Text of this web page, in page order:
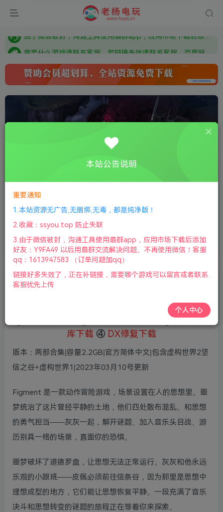
本站资源来自网络搜集，如有侵权，请联系删除：fuyej@qq.com 附上证书和内容链接
0:00/01:01
首页 全部游戏 正文
虚构世界(Figment)合集
老杨电玩
游戏运行
库下载 ④ DX修复下载
版本：两部合集|容量2.2GB|官方简体中文|包含虚构世界2坚
信之谷+虚构世界1|2023年03月10号更新
Figment 是一款动作冒险游戏，场景设置在人的思想里。噩
梦统治了这片曾经平静的土地，他们四处散布混乱。和思想
的勇气担当——灰灰一起，解开谜题、加入音乐头目战、游
历别具一格的场景，直面你的恐惧。
噩梦破坏了道德罗盘，让思想无法正常运行。灰灰和他永远
乐观的小跟班——皮佩必须前往信条谷，因为那里是思想中
理想成型的地方，它们能让思想恢复平静。一段充满了音乐
决斗和思想转变的谜题的旅程正在等着你来探索。
本站公告说明
重要通知
1.本站资源无广告,无捆绑,无毒，都是纯净版！
2.收藏：ssyou.top 防止失联
3.由于微信被封，沟通工具使用最群app，应用市场下载后添加
好友：Y9FA49 以后用最群交流解决问题。不再使用微信！客服
qq：1613947583 （订单问题加qq）
链接好多失效了，正在补链接，需要哪个游戏可以留言或者联系
客服优先上传
个人中心